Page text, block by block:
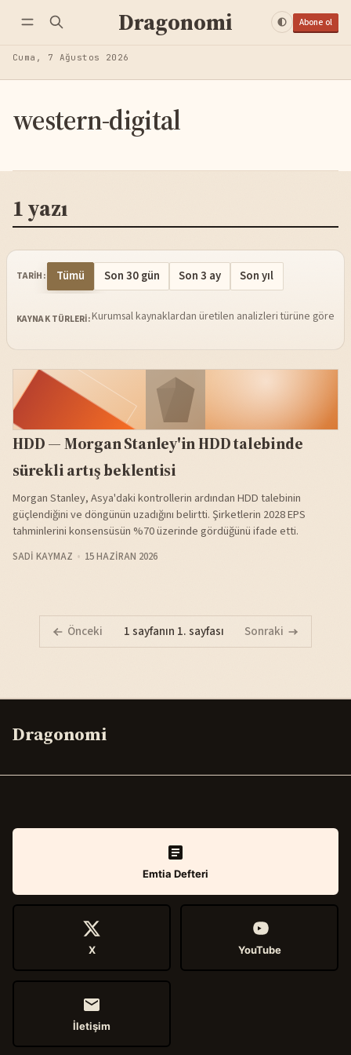
Dragonomi Abone ol
Cuma, 7 Ağustos 2026
western-digital
1 yazı
TARIH: Tümü Son 30 gün Son 3 ay Son yıl
KAYNAK TÜRLERI:Kurumsal kaynaklardan üretilen analizleri türüne göre
HDD — Morgan Stanley'in HDD talebinde
sürekli artış beklentisi
Morgan Stanley, Asya'daki kontrollerin ardından HDD talebinin
güçlendiğini ve döngünün uzadığını belirtti. Şirketlerin 2028 EPS
tahminlerini konsensüsün %70 üzerinde gördüğünü ifade etti.
SADI KAYMAZ 15 HAZIRAN 2026
Önceki 1 sayfanın 1. sayfası Sonraki
Dragonomi
Emtia Defteri
X YouTube
İletişim